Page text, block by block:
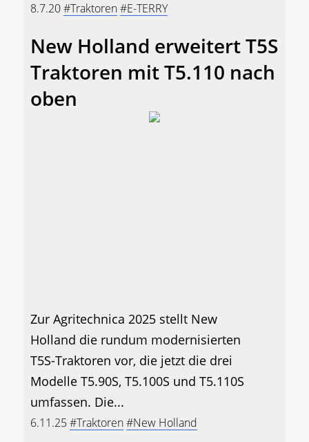
8.7.20#Traktoren#E-TERRY
New Holland erweitert T5S
Traktoren mit T5.110 nach
oben
Zur Agritechnica 2025 stellt New
Holland die rundum modernisierten
T5S-Traktoren vor, die jetzt die drei
Modelle T5.90S, T5.100S und T5.110S
umfassen. Die...
6.11.25#Traktoren#New Holland